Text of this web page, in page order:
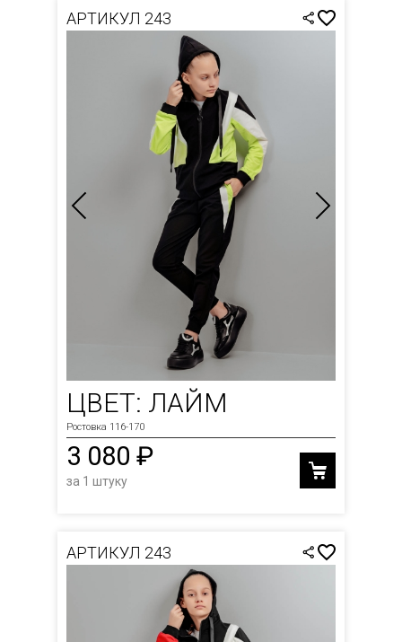
АРТИКУЛ 243
ЦВЕТ: ЛАЙМ
Ростовка 116-170
3 080 ₽
за 1 штуку
АРТИКУЛ 243